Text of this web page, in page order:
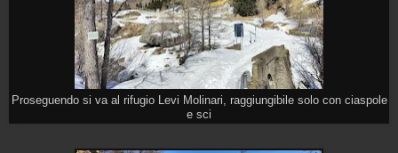
Proseguendo si va al rifugio Levi Molinari, raggiungibile solo con ciaspole
e sci